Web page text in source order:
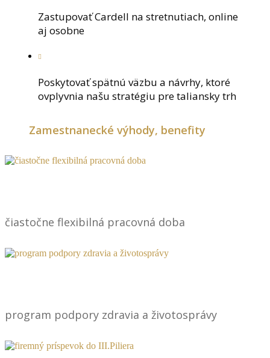
Zastupovať Cardell na stretnutiach, online
aj osobne
Poskytovať spätnú väzbu a návrhy, ktoré
ovplyvnia našu stratégiu pre taliansky trh
Zamestnanecké výhody, benefity
čiastočne flexibilná pracovná doba
program podpory zdravia a životosprávy